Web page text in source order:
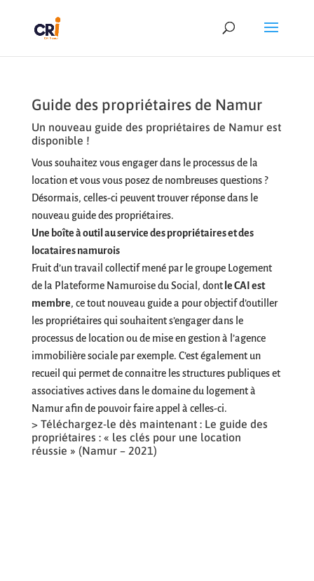
Guide des propriétaires de Namur
Un nouveau guide des propriétaires de Namur est
disponible !
Vous souhaitez vous engager dans le processus de la
location et vous vous posez de nombreuses questions ?
Désormais, celles-ci peuvent trouver réponse dans le
nouveau guide des propriétaires.
Une boîte à outil au service des propriétaires et des
locataires namurois
Fruit d’un travail collectif mené par le groupe Logement
de la Plateforme Namuroise du Social, dont le CAI est
membre, ce tout nouveau guide a pour objectif d’outiller
les propriétaires qui souhaitent s’engager dans le
processus de location ou de mise en gestion à l’agence
immobilière sociale par exemple. C’est également un
recueil qui permet de connaitre les structures publiques et
associatives actives dans le domaine du logement à
Namur afin de pouvoir faire appel à celles-ci.
> Téléchargez-le dès maintenant : Le guide des
propriétaires : « les clés pour une location
réussie » (Namur – 2021)